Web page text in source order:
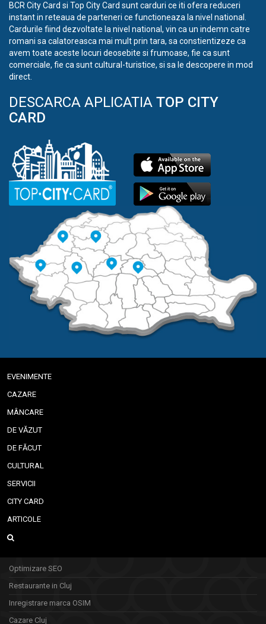
BCR City Card si Top City Card sunt carduri ce iti ofera reduceri
instant in reteaua de parteneri ce functioneaza la nivel national.
Cardurile fiind dezvoltate la nivel national, vin ca un indemn catre
romani sa calatoreasca mai mult prin tara, sa constientizeze ca
avem toate aceste locuri deosebite si frumoase, fie ca sunt
comerciale, fie ca sunt cultural-turistice, si sa le descopere in mod
direct.
DESCARCA APLICATIA TOP CITY
CARD
EVENIMENTE
CAZARE
MÂNCARE
DE VĂZUT
DE FĂCUT
CULTURAL
SERVICII
CITY CARD
ARTICOLE
Optimizare SEO
Restaurante in Cluj
Inregistrare marca OSIM
Cazare Cluj